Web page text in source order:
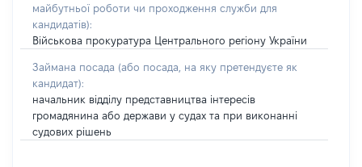
майбутньої роботи чи проходження служби для
кандидатів):
Військова прокуратура Центрального регіону України
Займана посада (або посада, на яку претендуєте як
кандидат):
начальник відділу представництва інтересів
громадянина або держави у судах та при виконанні
судових рішень